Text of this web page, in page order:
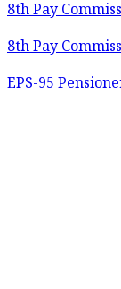
8th Pay
8th Pay
EPS-95